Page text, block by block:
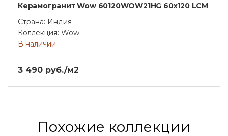
Керамогранит Wow 60120WOW21HG 60х120 LCM
Страна: Индия
Коллекция: Wow
В наличии
3 490 руб./м2
Похожие коллекции